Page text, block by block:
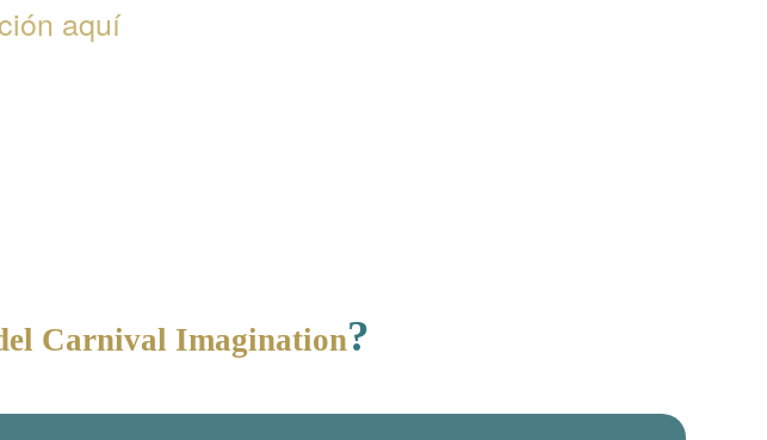
aquí
Carnival Imagination?